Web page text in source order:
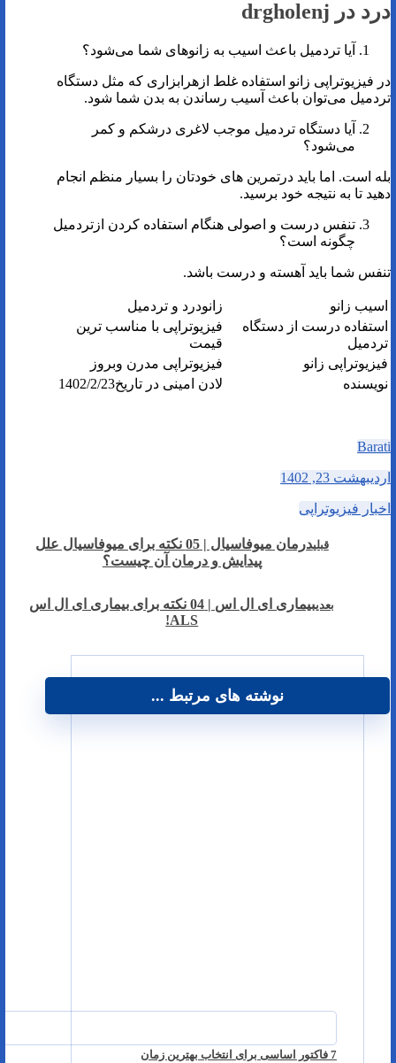
درد در drgholenj
آیا تردمیل باعث اسیب به زانوهای شما می‌شود؟
در فیزیوتراپی زانو استفاده غلط ازهرابزاری که مثل دستگاه
تردمیل می‌توان باعث آسیب رساندن به بدن شما شود.
آیا دستگاه تردمیل موجب لاغری درشکم و کمر
می‌شود؟
بله است. اما باید درتمرین های خودتان را بسیار منظم انجام
دهید تا به نتیجه خود برسید.
تنفس درست و اصولی هنگام استفاده کردن ازتردمیل
چگونه است؟
تنفس شما باید آهسته و درست باشد.
اسیب زانو
زانودرد و تردمیل
استفاده درست از دستگاه
تردمیل
فیزیوتراپی با مناسب ترین
قیمت
فیزیوتراپی زانو
فیزیوتراپی مدرن وبروز
نویسنده
لادن امینی در تاریخ1402/2/23
Barati
اردیبهشت 23, 1402
اخبار فیزیوتراپی
قبلی
درمان میوفاسیال | 05 نکته برای میوفاسیال علل
پیدایش و درمان آن چیست؟
بعدی
بیماری ای ال اس | 04 نکته برای بیماری ای ال اس
ALS!
نوشته های مرتبط ...
7 فاکتور اساسی برای انتخاب بهترین زمان